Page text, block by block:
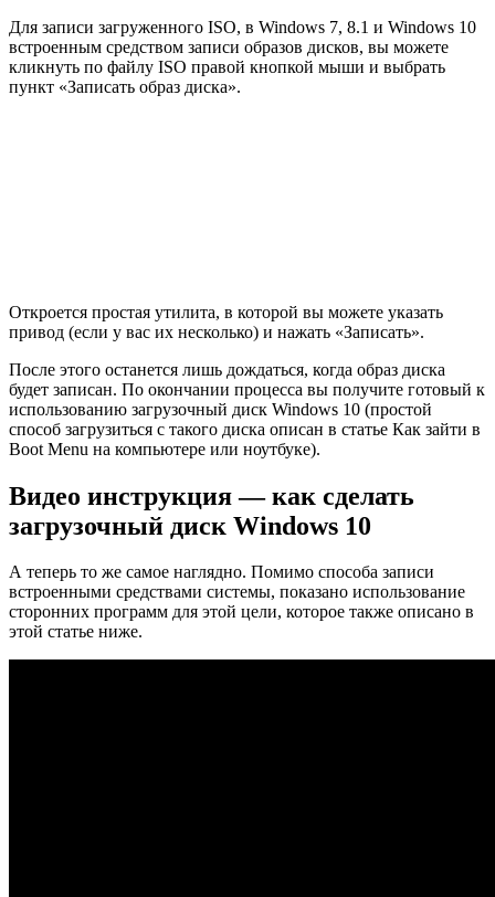
Для записи загруженного ISO, в Windows 7, 8.1 и Windows 10
встроенным средством записи образов дисков, вы можете
кликнуть по файлу ISO правой кнопкой мыши и выбрать
пункт «Записать образ диска».
Откроется простая утилита, в которой вы можете указать
привод (если у вас их несколько) и нажать «Записать».
После этого останется лишь дождаться, когда образ диска
будет записан. По окончании процесса вы получите готовый к
использованию загрузочный диск Windows 10 (простой
способ загрузиться с такого диска описан в статье Как зайти в
Boot Menu на компьютере или ноутбуке).
Видео инструкция — как сделать
загрузочный диск Windows 10
А теперь то же самое наглядно. Помимо способа записи
встроенными средствами системы, показано использование
сторонних программ для этой цели, которое также описано в
этой статье ниже.